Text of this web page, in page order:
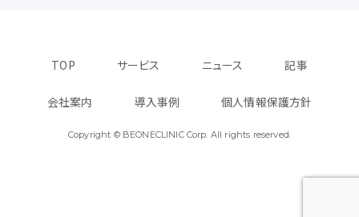
TOP サービス ニュース 記事
会社案内 導入事例 個人情報保護方針
Copyright © BEONECLINIC Corp. All rights reserved.